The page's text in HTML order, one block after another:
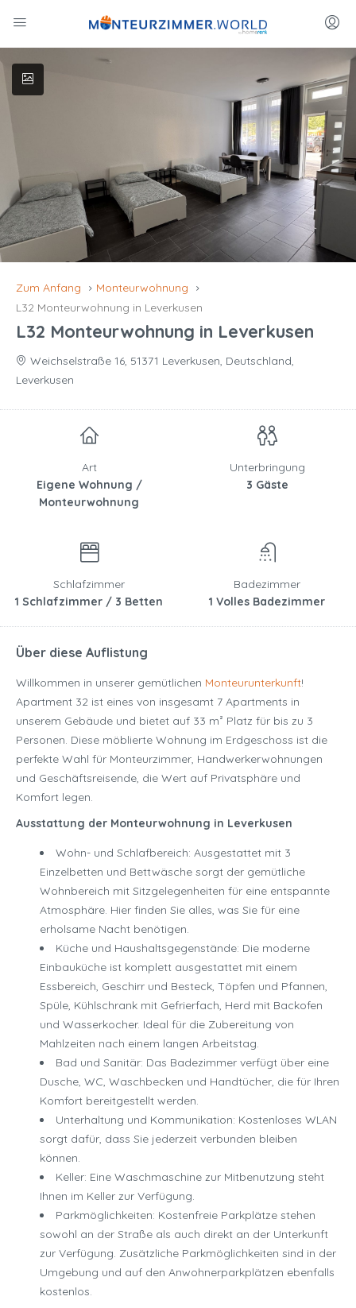
Zum Anfang
Monteurwohnung
L32 Monteurwohnung in Leverkusen
L32 Monteurwohnung in Leverkusen
Weichselstraße 16, 51371 Leverkusen, Deutschland,
Leverkusen
Art
Eigene Wohnung /
Monteurwohnung
Unterbringung
3 Gäste
Schlafzimmer
1 Schlafzimmer / 3 Betten
Badezimmer
1 Volles Badezimmer
Über diese Auflistung
Willkommen in unserer gemütlichen Monteurunterkunft!
Apartment 32 ist eines von insgesamt 7 Apartments in
unserem Gebäude und bietet auf 33 m² Platz für bis zu 3
Personen. Diese möblierte Wohnung im Erdgeschoss ist die
perfekte Wahl für Monteurzimmer, Handwerkerwohnungen
und Geschäftsreisende, die Wert auf Privatsphäre und
Komfort legen.
Ausstattung der Monteurwohnung in Leverkusen
Wohn- und Schlafbereich: Ausgestattet mit 3
Einzelbetten und Bettwäsche sorgt der gemütliche
Wohnbereich mit Sitzgelegenheiten für eine entspannte
Atmosphäre. Hier finden Sie alles, was Sie für eine
erholsame Nacht benötigen.
Küche und Haushaltsgegenstände: Die moderne
Einbauküche ist komplett ausgestattet mit einem
Essbereich, Geschirr und Besteck, Töpfen und Pfannen,
Spüle, Kühlschrank mit Gefrierfach, Herd mit Backofen
und Wasserkocher. Ideal für die Zubereitung von
Mahlzeiten nach einem langen Arbeitstag.
Bad und Sanitär: Das Badezimmer verfügt über eine
Dusche, WC, Waschbecken und Handtücher, die für Ihren
Komfort bereitgestellt werden.
Unterhaltung und Kommunikation: Kostenloses WLAN
sorgt dafür, dass Sie jederzeit verbunden bleiben
können.
Keller: Eine Waschmaschine zur Mitbenutzung steht
Ihnen im Keller zur Verfügung.
Parkmöglichkeiten: Kostenfreie Parkplätze stehen
sowohl an der Straße als auch direkt an der Unterkunft
zur Verfügung. Zusätzliche Parkmöglichkeiten sind in der
Umgebung und auf den Anwohnerparkplätzen ebenfalls
kostenlos.